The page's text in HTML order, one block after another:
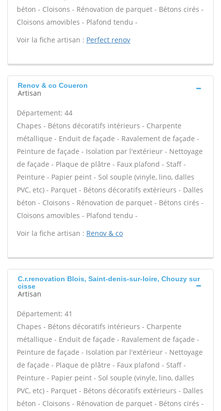
béton - Cloisons - Rénovation de parquet - Bétons cirés -
Cloisons amovibles - Plafond tendu -
Voir la fiche artisan : Perfect renov
Renov & co Coueron
Artisan
Département: 44
Chapes - Bétons décoratifs intérieurs - Charpente
métallique - Enduit de façade - Ravalement de façade -
Peinture de façade - Isolation par l'extérieur - Nettoyage
de façade - Plaque de plâtre - Faux plafond - Staff -
Peinture - Papier peint - Sol souple (vinyle, lino, dalles
PVC, etc) - Parquet - Bétons décoratifs extérieurs - Dalles
béton - Cloisons - Rénovation de parquet - Bétons cirés -
Cloisons amovibles - Plafond tendu -
Voir la fiche artisan : Renov & co
C.r.renovation Blois, Saint-denis-sur-loire, Chouzy sur
cisse
Artisan
Département: 41
Chapes - Bétons décoratifs intérieurs - Charpente
métallique - Enduit de façade - Ravalement de façade -
Peinture de façade - Isolation par l'extérieur - Nettoyage
de façade - Plaque de plâtre - Faux plafond - Staff -
Peinture - Papier peint - Sol souple (vinyle, lino, dalles
PVC, etc) - Parquet - Bétons décoratifs extérieurs - Dalles
béton - Cloisons - Rénovation de parquet - Bétons cirés -